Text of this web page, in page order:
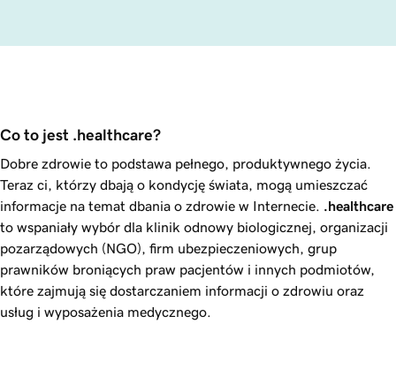
Co to jest .healthcare?
Dobre zdrowie to podstawa pełnego, produktywnego życia.
Teraz ci, którzy dbają o kondycję świata, mogą umieszczać
informacje na temat dbania o zdrowie w Internecie.
.healthcare
to wspaniały wybór dla klinik odnowy biologicznej, organizacji
pozarządowych (NGO), firm ubezpieczeniowych, grup
prawników broniących praw pacjentów i innych podmiotów,
które zajmują się dostarczaniem informacji o zdrowiu oraz
usług i wyposażenia medycznego.